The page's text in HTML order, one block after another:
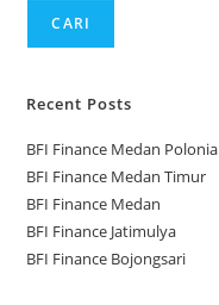
CARI
Recent Posts
BFI Finance Medan Polonia
BFI Finance Medan Timur
BFI Finance Medan
BFI Finance Jatimulya
BFI Finance Bojongsari